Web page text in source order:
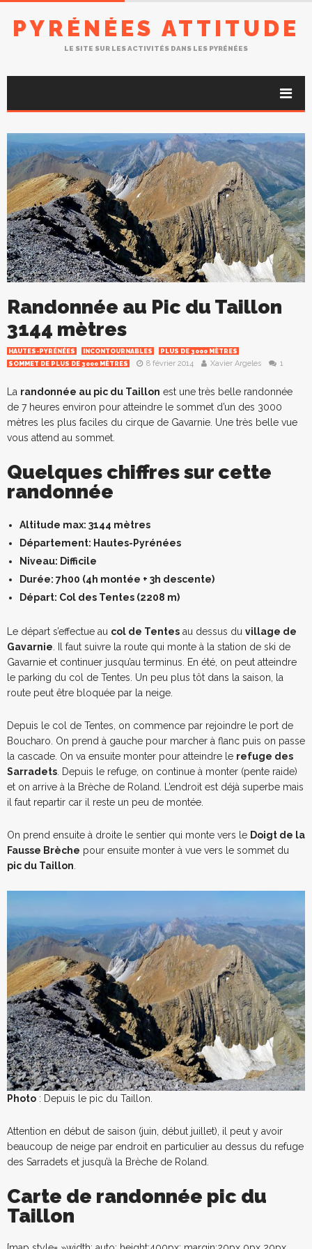
PYRÉNÉES ATTITUDE
LE SITE SUR LES ACTIVITÉS DANS LES PYRÉNÉES
Randonnée au Pic du Taillon
3144 mètres
HAUTES-PYRÉNÉES INCONTOURNABLES
PLUS DE 3000 MÈTRES
SOMMET DE PLUS DE 3000 MÈTRES
8 février 2014 Xavier Argeles 1
La randonnée au pic du Taillon est une très belle randonnée
de 7 heures environ pour atteindre le sommet d’un des 3000
mètres les plus faciles du cirque de Gavarnie. Une très belle vue
vous attend au sommet.
Quelques chiffres sur cette
randonnée
Altitude max: 3144 mètres
Département: Hautes-Pyrénées
Niveau: Difficile
Durée: 7h00 (4h montée + 3h descente)
Départ: Col des Tentes (2208 m)
Le départ s’effectue au col de Tentes au dessus du village de
Gavarnie . Il faut suivre la route qui monte à la station de ski de
Gavarnie et continuer jusqu’au terminus. En été, on peut atteindre
le parking du col de Tentes. Un peu plus tôt dans la saison, la
route peut être bloquée par la neige.
Depuis le col de Tentes, on commence par rejoindre le port de
Boucharo. On prend à gauche pour marcher à flanc puis on passe
la cascade. On va ensuite monter pour atteindre le refuge des
Sarradets . Depuis le refuge, on continue à monter (pente raide)
et on arrive à la Brèche de Roland. L’endroit est déjà superbe mais
il faut repartir car il reste un peu de montée.
On prend ensuite à droite le sentier qui monte vers le Doigt de la
Fausse Brèche pour ensuite monter à vue vers le sommet du
pic du Taillon
Photo : Depuis le pic du Taillon.
Attention en début de saison (juin, début juillet), il peut y avoir
beaucoup de neige par endroit en particulier au dessus du refuge
des Sarradets et jusqu’à la Brèche de Roland.
Carte de randonnée pic du
Taillon